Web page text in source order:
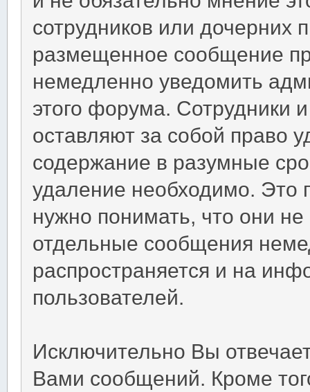
сотрудников или дочерних
размещенное сообщение
немедленно уведомить
этого форума. Сотрудники
оставляют за собой право
содержание в разумные
удаление необходимо. Это
нужно понимать, что они не
отдельные сообщения
распространяется и на
пользователей.
Исключительно Вы
Вами сообщений. Кроме